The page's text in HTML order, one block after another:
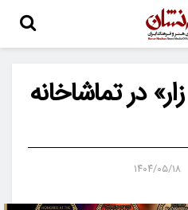
در تماشاخانه
۱۴۰۴/۰۵/۱۸